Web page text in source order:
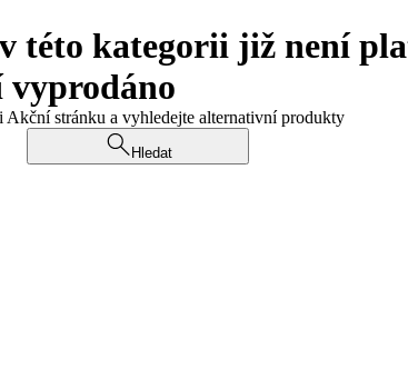
této kategorii již není
vyprodáno
Akční stránku a vyhledejte alternativní produkty
Hledat